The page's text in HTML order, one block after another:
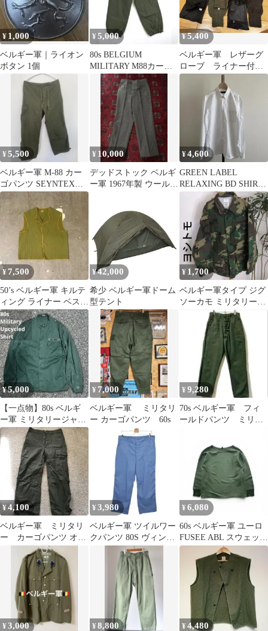
¥ 1,000
ベルギー軍｜ライオン
ボタン 1個
¥5,000
80s BELGIUM
MILITARY M88カーゴ
オーバーパンツ ベルギ
ー軍
¥5,400
ベルギー軍 レザーグ
ローブ ライナー付
き サイズ2、サイズ4
¥5,500
ベルギー軍 M-88 カー
ゴパンツ SEYNTEX
1991年製
¥ 10,000
デッドストック ベルギ
ー軍 1967年製 ウールギ
¥4,600
GREEN LABEL
RELAXING BD SHIRT
WHITE
¥ 7,500
50’s ベルギー軍 キルテ
ィング ライナー ベスト
5 軍物 ミリタリー
¥42,000
希少 ベルギー軍ドーム
型テント
¥ 1,700
ベルギー軍タイプ ジグ
ソーカモ ミリタリージ
ャケット XL迷彩 カモ
フラ Y2K
¥5,000
【一点物】80s ベルギ
ー軍 ミリタリージャケ
ット U.S.ARMYカスタ
ム
¥ 7,000
ベルギー軍 ミリタリ
ー カーゴパンツ 60s
¥ 9,280
70s ベルギー軍 フィ
ールドパンツ ミリタ
¥4,100
ベルギー軍 ミリタリ
ー カーゴパンツ オリ
ーブグリーン
BEGETEX
¥ 3,980
ベルギー軍 ツイルワー
クパンツ 80S ヴィンテ
¥ 6,080
60s ベルギー軍 ユーロ
FUSEE ABL スウェット
3
¥3,000 ¥8,800 ¥4,480